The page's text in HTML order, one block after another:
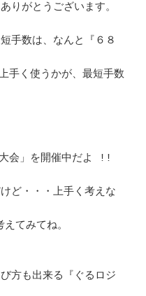
りがとうございます。
手数は、なんと『６８
手く使うかが、最短手数
を開催中だよ !!
ど・・・上手く考えな
てみてね。
方も出来る『ぐるロジ